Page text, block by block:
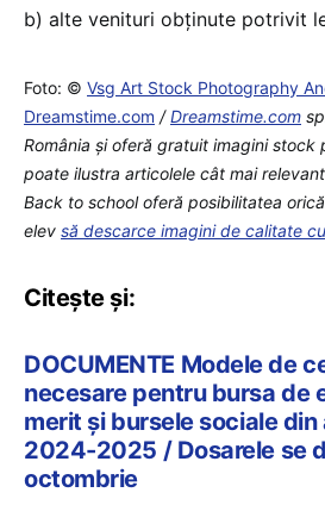
b) alte venituri obținute potrivit
Foto: © Vsg Art Stock Photography
Dreamstime.com /Dreamstime.com
România şi oferă gratuit imagini stock
poate ilustra articolele cât mai
Back to school oferă posibilitatea
elev să descarce imagini de calitate
Citește și:
DOCUMENTE Modele de
necesare pentru bursa de
merit și bursele sociale din
2024-2025 / Dosarele se
octombrie